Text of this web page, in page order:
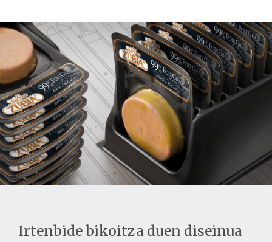
Irtenbide bikoitza duen diseinua